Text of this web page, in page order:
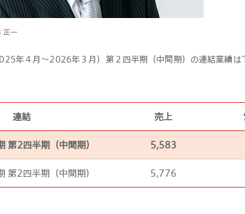
正一
年４月〜2026年３月）第２四半期（中間期）の連結業績は
連結 売上
第2四半期（中間期） 5,583
第2四半期（中間期） 5,776